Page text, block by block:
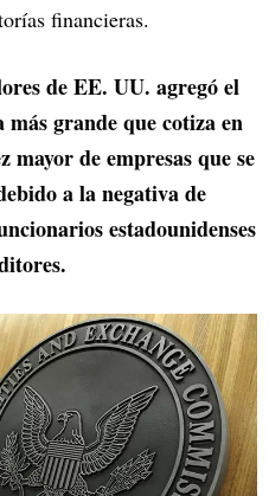
financieras.
de EE. UU. agregó el
grande que cotiza en
mayor de empresas que se
a la negativa de
estadounidenses